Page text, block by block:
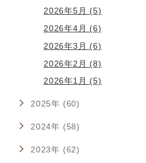
2026年5月 (5)
2026年4月 (6)
2026年3月 (6)
2026年2月 (8)
2026年1月 (5)
2025年 (60)
2024年 (58)
2023年 (62)